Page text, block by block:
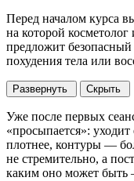
Перед началом курса
на которой
предложит
похудения тела или
Развернуть Скрыть
Уже после первых
«просыпается»:
плотнее, контуры —
не стремительно, а
каким оно может